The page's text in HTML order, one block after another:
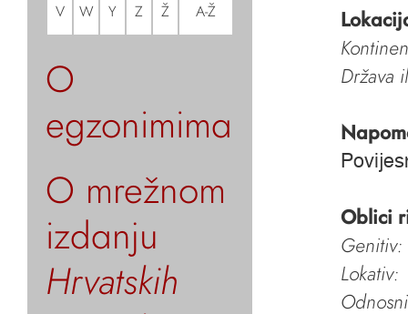
V W Y Z Ž A-Ž
O
egzonimima
O mrežnom
izdanju
Hrvatskih
Država
Oblici
Genitiv:
Lokativ: